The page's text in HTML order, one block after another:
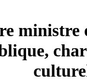
ministre